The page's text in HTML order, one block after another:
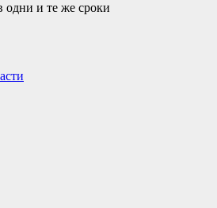
одни и те же сроки